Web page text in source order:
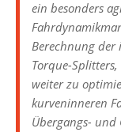
ein besonders
Berechnung der
Torque-
weiter zu
kurveninneren
Übergangs- und